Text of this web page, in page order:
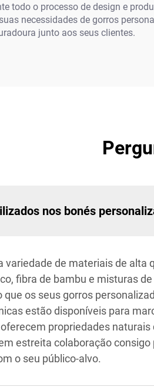
todo o processo de design e
necessidades de gorros
junto aos seus clientes.
nos bonés
variedade de materiais de
fibra de bambu e misturas
que os seus gorros
estão disponíveis para
propriedades
estreita colaboração
o seu público-alvo.